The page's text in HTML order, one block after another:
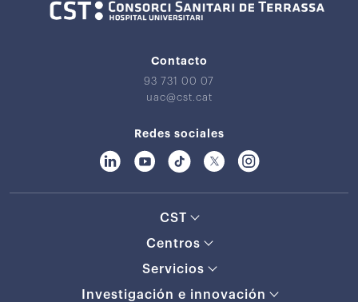
Contacto
93 731 00 07
uac@cst.cat
Redes sociales
CST
Centros
Servicios
Investigación e innovación